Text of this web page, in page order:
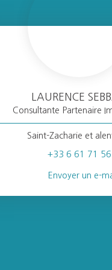
LAURENCE
Consultante Partenaire
Saint-Zacharie et
+33 6 61 71
Envoyer un e-